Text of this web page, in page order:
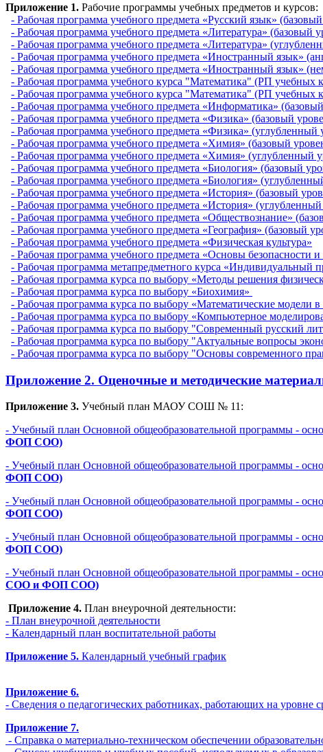
Приложение 1. Рабочие программы учебных предметов и курсов:
- Рабочая программа учебного предмета «Русский язык»
- Рабочая программа учебного предмета «Литература» (базовый
- Рабочая программа учебного предмета «Литература»
- Рабочая программа учебного предмета «Иностранный язык»
- Рабочая программа учебного предмета «Иностранный язык»
- Рабочая программа учебного курса "Математика" (РП учебных
- Рабочая программа учебного курса "Математика" (РП учебных
- Рабочая программа учебного предмета «Информатика»
- Рабочая программа учебного предмета «Физика» (базовый
- Рабочая программа учебного предмета «Физика» (углубленный
- Рабочая программа учебного предмета «Химия» (базовый
- Рабочая программа учебного предмета «Химия» (углубленный
- Рабочая программа учебного предмета «Биология» (базовый
- Рабочая программа учебного предмета «Биология»
- Рабочая программа учебного предмета «История» (базовый
- Рабочая программа учебного предмета «История»
- Рабочая программа учебного предмета «Обществознание»
- Рабочая программа учебного предмета «География» (базовый
- Рабочая программа учебного предмета «Физическая культура»
- Рабочая программа учебного предмета «Основы безопасности
- Рабочая программа метапредметного курса «Индивидуальный
- Рабочая программа курса по выбору «Методы решения
- Рабочая программа курса по выбору «Биохимия»
- Рабочая программа курса по выбору «Математические модели
- Рабочая программа курса по выбору «Компьютерное
- Рабочая программа курса по выбору "Современный русский
- Рабочая программа курса по выбору "Актуальные вопросы
- Рабочая программа курса по выбору "Основы современного
Приложение 2. Оценочные и методические
Приложение 3. Учебный план МАОУ СОШ № 11:
- Учебный план Основной общеобразовательной программы -
ФОП СОО)
- Учебный план Основной общеобразовательной программы -
ФОП СОО)
- Учебный план Основной общеобразовательной программы -
ФОП СОО)
- Учебный план Основной общеобразовательной программы -
ФОП СОО)
- Учебный план Основной общеобразовательной программы -
СОО и ФОП СОО)
Приложение 4. План внеурочной деятельности:
- План внеурочной деятельности
- Календарный план воспитательной работы
Приложение 5. Календарный учебный график
Приложение 6.
- Сведения о педагогических работниках, работающих на уровне
Приложение 7.
- Справка о материально-техническом обеспечении